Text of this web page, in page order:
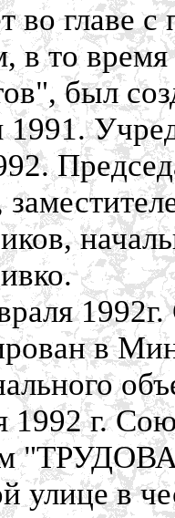
во главе
в то
был
1991.
в
1992 г.
улице в